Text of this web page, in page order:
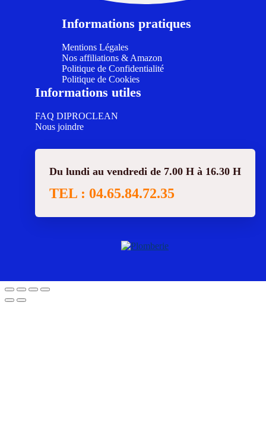
Informations pratiques
Mentions Légales
Nos affiliations & Amazon
Politique de Confidentialité
Politique de Cookies
Informations utiles
FAQ DIPROCLEAN
Nous joindre
Du lundi au vendredi de 7.00 H à 16.30 H
TEL : 04.65.84.72.35